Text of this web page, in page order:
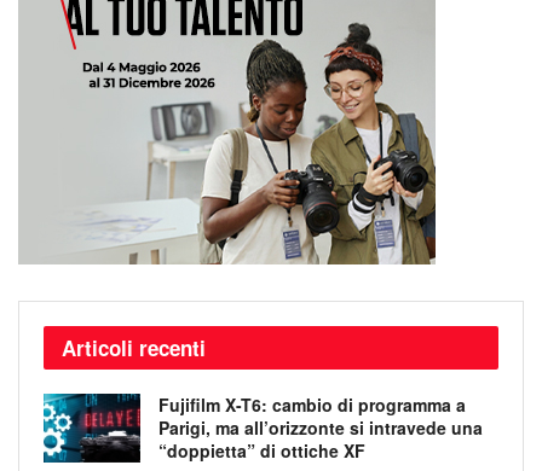
Articoli recenti
Fujifilm X-T6: cambio di programma a
Parigi, ma all’orizzonte si intravede una
“doppietta” di ottiche XF